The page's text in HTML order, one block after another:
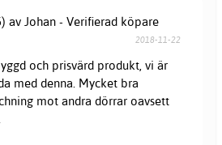
av Johan - Verifierad köpare
2018-11-22
och prisvärd produkt, vi är
med denna. Mycket bra
mot andra dörrar oavsett